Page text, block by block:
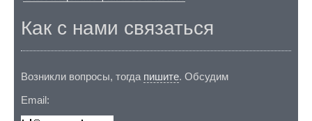
Как с нами связаться
Возникли вопросы, тогда пишите. Обсудим
Email: